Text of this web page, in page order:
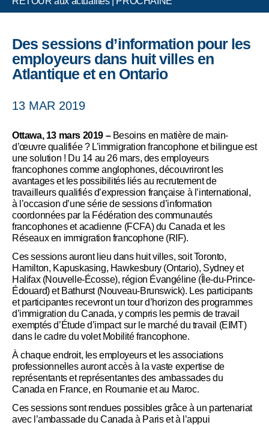
Des sessions d’information pour les
employeurs dans huit villes en
Atlantique et en Ontario
13 MAR 2019
Ottawa, 13 mars 2019 – Besoins en matière de main-
d’œuvre qualifiée ? L’immigration francophone et bilingue est
une solution ! Du 14 au 26 mars, des employeurs
francophones comme anglophones, découvriront les
avantages et les possibilités liés au recrutement de
travailleurs qualifiés d’expression française à l’international,
à l’occasion d’une série de sessions d’information
coordonnées par la Fédération des communautés
francophones et acadienne (FCFA) du Canada et les
Réseaux en immigration francophone (RIF).
Ces sessions auront lieu dans huit villes, soit Toronto,
Hamilton, Kapuskasing, Hawkesbury (Ontario), Sydney et
Halifax (Nouvelle-Écosse), région Évangéline (Île-du-Prince-
Édouard) et Bathurst (Nouveau-Brunswick). Les participants
et participantes recevront un tour d’horizon des programmes
d’immigration du Canada, y compris les permis de travail
exemptés d’Étude d’impact sur le marché du travail (EIMT)
dans le cadre du volet Mobilité francophone.
À chaque endroit, les employeurs et les associations
professionnelles auront accès à la vaste expertise de
représentants et représentantes des ambassades du
Canada en France, en Roumanie et au Maroc.
Ces sessions sont rendues possibles grâce à un partenariat
avec l’ambassade du Canada à Paris et à l’appui